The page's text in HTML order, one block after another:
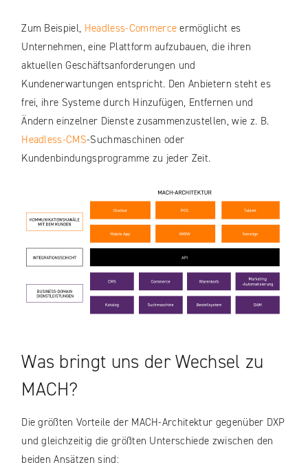
Zum Beispiel, Headless-Commerce ermöglicht es
Unternehmen, eine Plattform aufzubauen, die ihren
aktuellen Geschäftsanforderungen und
Kundenerwartungen entspricht. Den Anbietern steht es
frei, ihre Systeme durch Hinzufügen, Entfernen und
Ändern einzelner Dienste zusammenzustellen, wie z. B.
Headless-CMS-Suchmaschinen oder
Kundenbindungsprogramme zu jeder Zeit.
Was bringt uns der Wechsel zu
MACH?
Die größten Vorteile der MACH-Architektur gegenüber DXP
und gleichzeitig die größten Unterschiede zwischen den
beiden Ansätzen sind: